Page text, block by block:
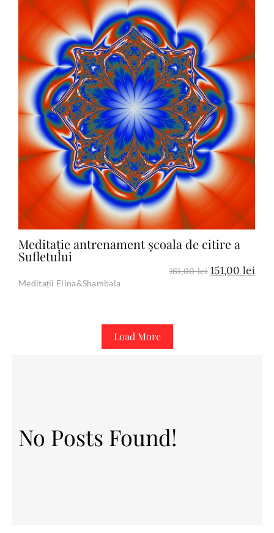
Add to Cart
Meditație antrenament școala de citire a
Sufletului
161,00lei 151,00lei
Meditații Elina&Shambala
Load More
No Posts Found!